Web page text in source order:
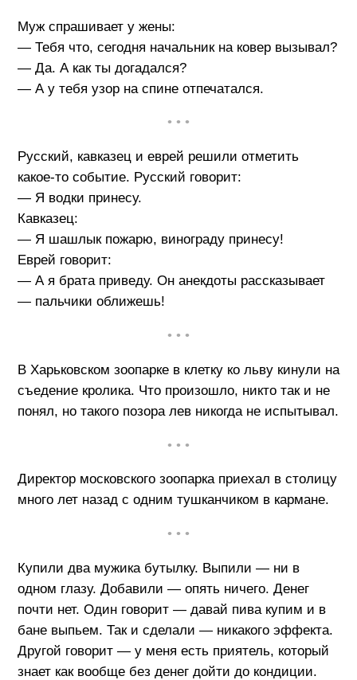
Муж спрашивает у жены:
— Тебя что, сегодня начальник на ковер вызывал?
— Да. А как ты догадался?
— А у тебя узор на спине отпечатался.
• • •
Русский, кавказец и еврей решили отметить
какое-то событие. Русский говорит:
— Я водки принесу.
Кавказец:
— Я шашлык пожарю, винограду принесу!
Еврей говорит:
— А я брата приведу. Он анекдоты рассказывает
— пальчики оближешь!
• • •
В Харьковском зоопарке в клетку ко льву кинули на
съедение кролика. Что произошло, никто так и не
понял, но такого позора лев никогда не испытывал.
• • •
Директор московского зоопарка приехал в столицу
много лет назад с одним тушканчиком в кармане.
• • •
Купили два мужика бутылку. Выпили — ни в
одном глазу. Добавили — опять ничего. Денег
почти нет. Один говорит — давай пива купим и в
бане выпьем. Так и сделали — никакого эффекта.
Другой говорит — у меня есть приятель, который
знает как вообще без денег дойти до кондиции.